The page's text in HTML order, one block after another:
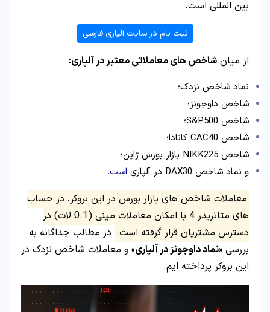
بین المللی است.
ثبت نام در سایت آلپاری فارسی
از میان شاخص های معاملاتی معتبر در آلپاری:
نماد شاخص نزدک؛
شاخص داوجونز؛
شاخص S&P500؛
شاخص CAC40 کانادا؛
شاخص NIKK225 بازار بورس ژاپن؛
و نماد شاخص DAX30 در آلپاری
است.
معاملات شاخص های بازار بورس در این بروکر، در حساب
های متاتریدر 4 با امکان معاملات مینی (0.1 لات) در
دسترس مشتریان قرار گرفته است. در مطالب جداگانه به
بررسی «نماد داوجونز در آلپاری» و معاملات شاخص نزدک در
این بروکر پرداخته ایم.